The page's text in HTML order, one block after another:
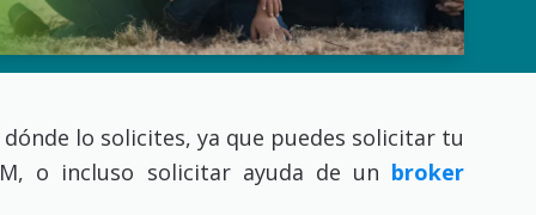
lo solicites, ya que puedes solicitar tu
o incluso solicitar ayuda de un broker